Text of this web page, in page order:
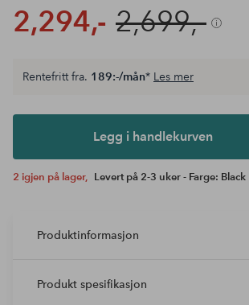
2,294,- 2,699,-
Legg i
Rentefritt fra. 189:-/mån* Les mer
Legg i handlekurven
2 igjen på lager, Levert på 2-3 uker - Farge: Black
Produktinformasjon
Produkt spesifikasjon